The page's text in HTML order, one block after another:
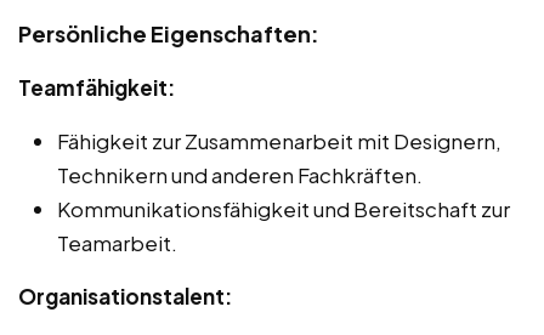
Persönliche Eigenschaften:
Teamfähigkeit:
Fähigkeit zur Zusammenarbeit mit Designern,
Technikern und anderen Fachkräften.
Kommunikationsfähigkeit und Bereitschaft zur
Teamarbeit.
Organisationstalent: